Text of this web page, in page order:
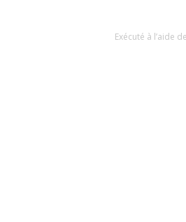
Exécuté à l’aide